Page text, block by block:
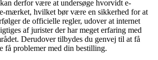
derfor være at undersøge hvorvidt e-
mærket, hvilket bør være en sikkerhed for at
de officielle regler, udover at internet
af jurister der har meget erfaring med
Derudover tilbydes du genvej til at få
få problemer med din bestilling.